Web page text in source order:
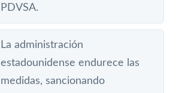
PDVSA.
La administración
estadounidense endurece las
medidas, sancionando